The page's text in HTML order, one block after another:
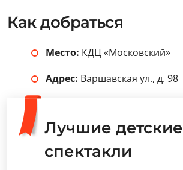
Как добраться
Место: КДЦ «Московский»
Адрес: Варшавская ул., д. 98
Лучшие детские
спектакли